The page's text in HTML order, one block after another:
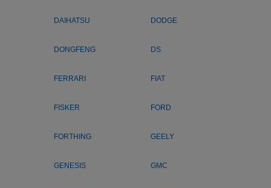
DAIHATSU DODGE
DONGFENG DS
FERRARI FIAT
FISKER FORD
FORTHING GEELY
GENESIS GMC